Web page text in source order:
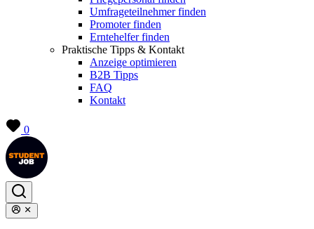
Umfrageteilnehmer finden
Promoter finden
Erntehelfer finden
Praktische Tipps & Kontakt
Anzeige optimieren
B2B Tipps
FAQ
Kontakt
0